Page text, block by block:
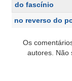
do fascínio
no reverso do
Os
autores. Não